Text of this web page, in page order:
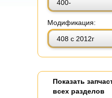
400-
Модификация:
408 с 2012г
Показать
всех разделов